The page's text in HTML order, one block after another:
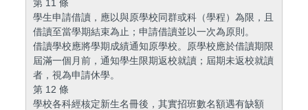
第 11 條
學生申請借讀，應以與原學校同群或科（學程）為限，且
借讀至當學期結束為止；申請借讀並以一次為原則。
借讀學校應將學期成績通知原學校。原學校應於借讀期限
屆滿一個月前，通知學生限期返校就讀；屆期未返校就讀
者，視為申請休學。
第 12 條
學校各科經核定新生名冊後，其實招班數名額遇有缺額